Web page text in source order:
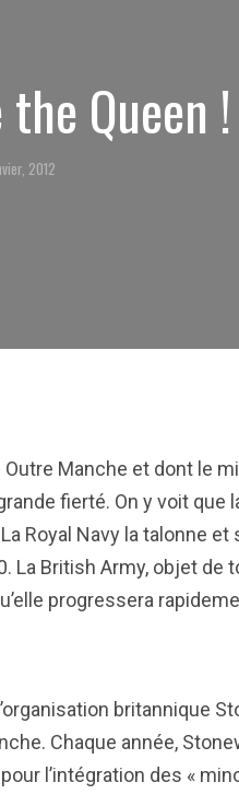
the Queen !
2012
Manche et dont le
fierté. On y voit que
Royal Navy la talonne et
La British Army, objet de
progressera
britannique
Chaque année,
l’intégration des «